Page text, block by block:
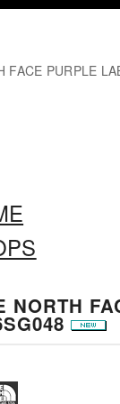
PURPLE
NORTH